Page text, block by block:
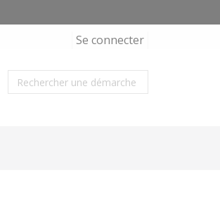
Se connecter